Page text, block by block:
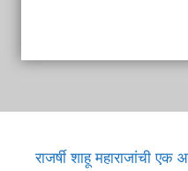
राजर्षी शाहू महाराजांची